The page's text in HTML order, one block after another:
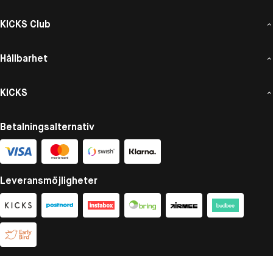
KICKS Club
Hållbarhet
KICKS
Betalningsalternativ
Leveransmöjligheter